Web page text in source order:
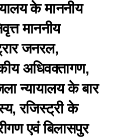
के माननीय
माननीय
जनरल,
अधिवक्तागण,
न्यायालय के बार
रजिस्ट्री के
एवं बिलासपुर